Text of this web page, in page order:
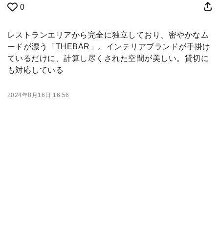
0
レストランエリアから完全に独立しており、密やかなム
ードが漂う「THEBAR」。インテリアブランドが手掛け
ているだけに、計算し尽くされた空間が美しい。貸切に
も対応している
2024年8月16日 16:56